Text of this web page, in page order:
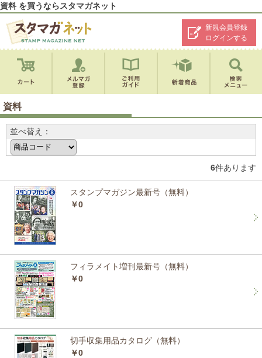
資料 を買うならスタマガネット
新規会員登録
ログインする
資料
並べ替え：
6件あります
スタンプマガジン最新号（無料）
￥0
フィラメイト増刊最新号（無料）
￥0
切手収集用品カタログ（無料）
￥0